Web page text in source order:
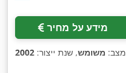
מידע על מחיר
מצב: משומש, שנת ייצור: 2002